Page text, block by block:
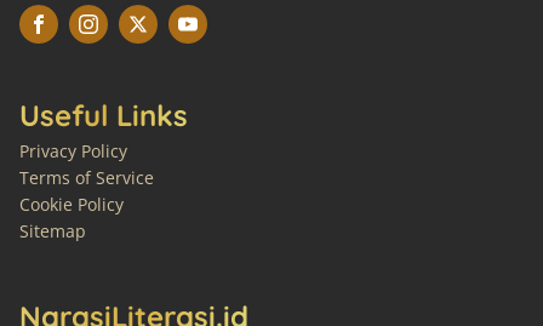
Useful Links
Privacy Policy
Terms of Service
Cookie Policy
Sitemap
NarasiLiterasi.id